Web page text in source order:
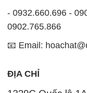
- 0932.660.696 -
0902.765.866
📧 Email:
ĐỊA CHỈ